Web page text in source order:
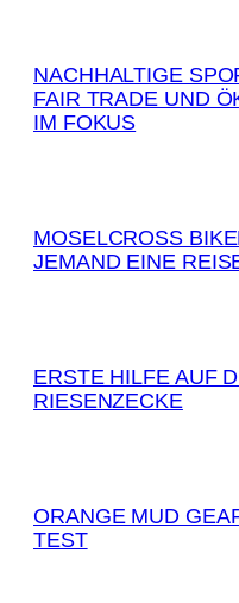
NACHHALTIGE
FAIR TRADE UND
IM FOKUS
MOSELCROSS
JEMAND EINE
ERSTE HILFE AUF
RIESENZECKE
ORANGE MUD
TEST